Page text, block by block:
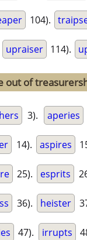
104).
upraiser 114).
out of
3). aperies
14). aspires
25). esprits
36). heister
47). irrupts